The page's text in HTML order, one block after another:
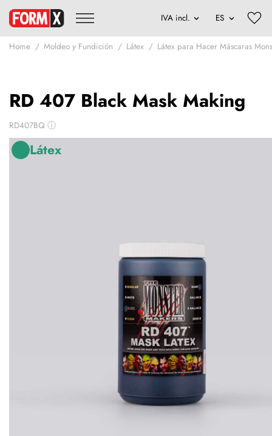
Home Moldeo y Fundición Látex Látex para Hacer Máscaras
RD 407 Black Mask Making
RD407BQ ⓘ
Látex